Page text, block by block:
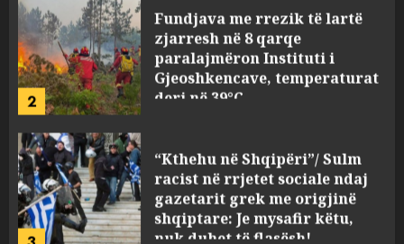
2
paralajmëron Instituti i
Gjeoshkencave, temperaturat
deri në 39°C
AUGUST 8, 2026
3
gazetarit grek me origjinë
shqiptare: Je mysafir këtu,
nuk duhet të flasësh!
AUGUST 8, 2026